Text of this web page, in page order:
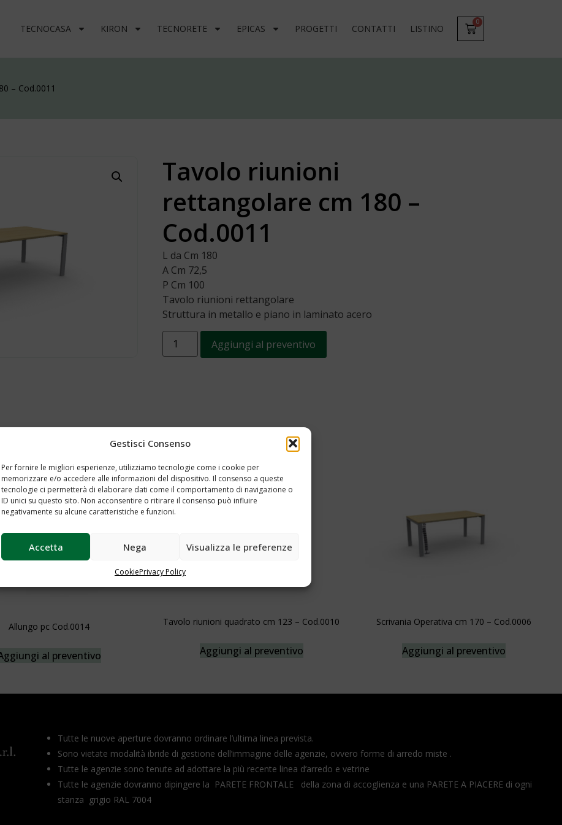
Gestisci Consenso
Per fornire le migliori esperienze, utilizziamo tecnologie come i cookie per
memorizzare e/o accedere alle informazioni del dispositivo. Il consenso a queste
tecnologie ci permetterà di elaborare dati come il comportamento di navigazione o
ID unici su questo sito. Non acconsentire o ritirare il consenso può influire
negativamente su alcune caratteristiche e funzioni.
Accetta Nega Visualizza le preferenze
CookiePrivacy Policy
TECNOCASA KIRON TECNORETE EPICAS PROGETTI CONTATTI LISTINO
0
– Cod.0011
Tavolo riunioni
rettangolare cm 180 –
Cod.0011
L da Cm 180
A Cm 72,5
P Cm 100
Tavolo riunioni rettangolare
Struttura in metallo e piano in laminato acero
Aggiungi al preventivo
Allungo pc Cod.0014
al preventivo
Tavolo riunioni quadrato cm 123 – Cod.0010
Aggiungi al preventivo
Scrivania Operativa cm 170 – Cod.0006
Aggiungi al preventivo
Tutte le nuove aperture dovranno ordinare l’ultima linea prevista.
Sono vietate modalità ibride di gestione dell’immagine delle agenzie, ovvero forme di arredo miste .
Tutte le agenzie sono tenute ad adottare la più recente linea d’arredo e vetrine
Tutte le agenzie dovranno dipingere la PARETE FRONTALE della zona di accoglienza e una PARETE A PIACERE di ogni
stanza grigio RAL 7004